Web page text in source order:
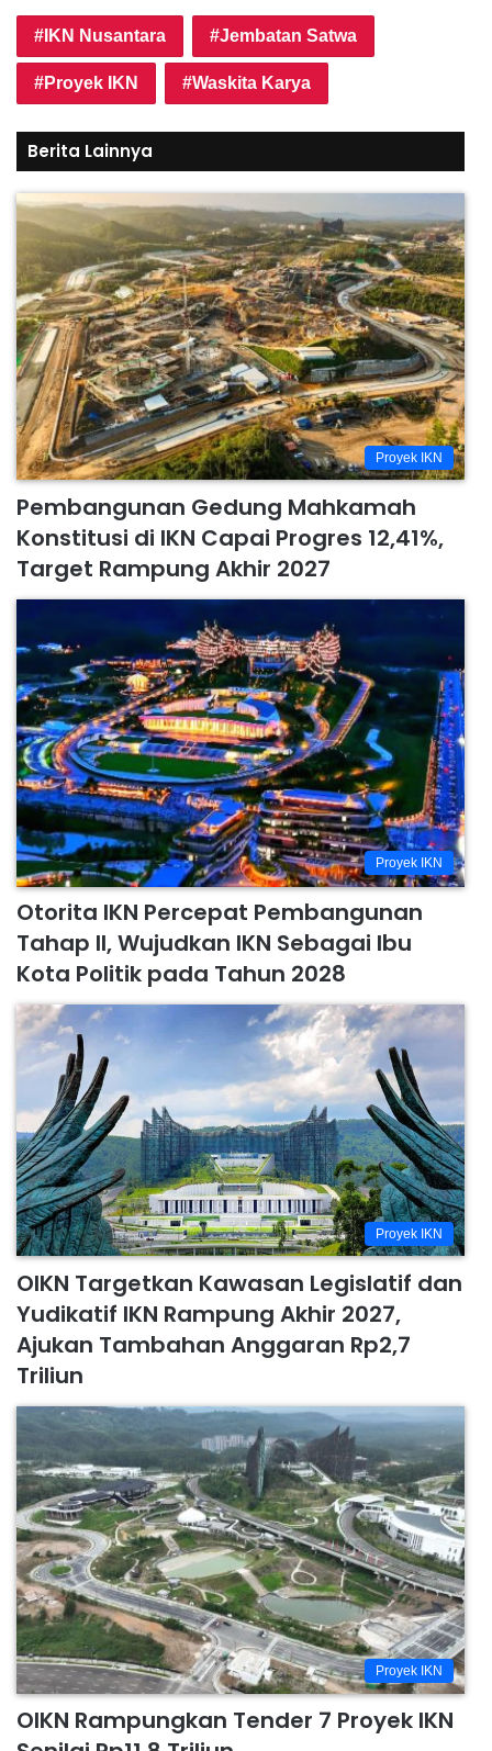
IKN Nusantara Jembatan Satwa
Proyek IKN Waskita Karya
Berita Lainnya
Proyek IKN
Pembangunan Gedung Mahkamah
Konstitusi di IKN Capai Progres 12,41%,
Target Rampung Akhir 2027
Proyek IKN
Otorita IKN Percepat Pembangunan
Tahap II, Wujudkan IKN Sebagai Ibu
Kota Politik pada Tahun 2028
Proyek IKN
OIKN Targetkan Kawasan Legislatif dan
Yudikatif IKN Rampung Akhir 2027,
Ajukan Tambahan Anggaran Rp2,7
Triliun
Proyek IKN
OIKN Rampungkan Tender 7 Proyek IKN